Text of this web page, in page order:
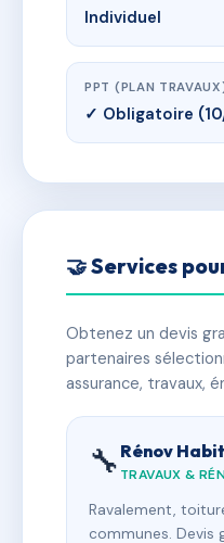
Individuel
PPT (PLAN
✓ Obligatoire
🤝 Services
Obtenez un devis
partenaires
assurance, travaux,
🔧 Rénov
TRAVAUX &
Ravalement,
communes. Devis